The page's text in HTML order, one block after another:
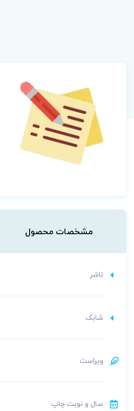
مشخصات محصول
ناشر
شابک
ویراست
سال و نوبت چاپ